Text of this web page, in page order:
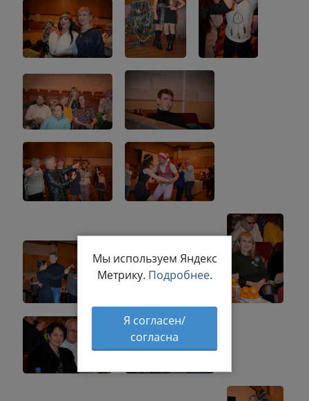
Мы используем Яндекс
Метрику. Подробнее.
Я согласен/
согласна